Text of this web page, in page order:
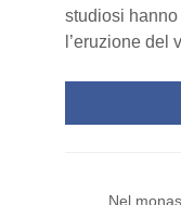
studiosi
l’eruzione del
Nel